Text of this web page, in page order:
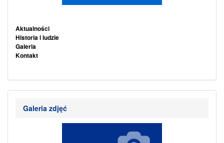
Aktualności
Historia i ludzie
Galeria
Kontakt
Galeria zdjęć